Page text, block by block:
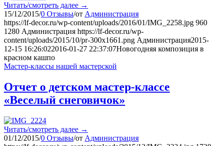
Читать/смотреть далее →
15/12/2015/0 Отзывы/от Администрация
https://lf-decor.ru/wp-content/uploads/2016/01/IMG_2258.jpg 960
1280 Администрация https://lf-decor.ru/wp-
content/uploads/2015/10/pr-300x1661.png Администрация2015-
12-15 16:26:022016-01-27 22:37:07Новогодняя композиция в
красном кашпо
Мастер-классы нашей мастерской
Отчет о детском мастер-классе
«Веселый снеговичок»
Читать/смотреть далее →
01/12/2015/0 Отзывы/от Администрация